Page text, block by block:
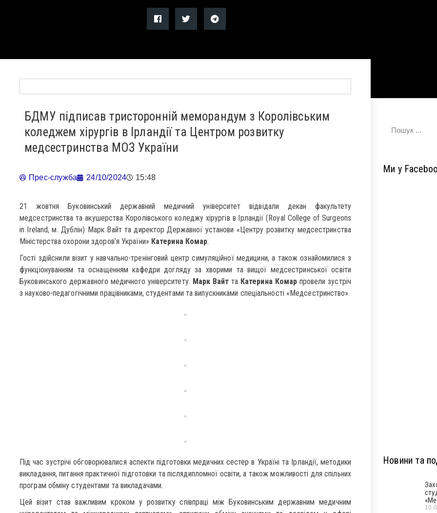
БДМУ підписав тристоронній меморандум з Королівським
коледжем хірургів в Ірландії та Центром розвитку
медсестринства МОЗ України
Прес-служба 24/10/2024 15:48
21 жовтня Буковинський державний медичний університет відвідали декан факультету
медсестринства та акушерства Королівського коледжу хірургів в Ірландії (Royal College of Surgeons
in Ireland, м. Дублін) Марк Вайт та директор Державної установи «Центру розвитку медсестринства
Міністерства охорони здоров’я України» Катерина Комар.
Гості здійснили візит у навчально-тренінговий центр симуляційної медицини, а також ознайомилися з
функціонуванням та оснащенням кафедри догляду за хворими та вищої медсестринської освіти
Буковинського державного медичного університету. Марк Вайт та Катерина Комар провели зустріч
з науково-педагогічними працівниками, студентами та випускниками спеціальності «Медсестринство».
Під час зустрічі обговорювалися аспекти підготовки медичних сестер в Україні та Ірландії, методики
викладання, питання практичної підготовки та післядипломної освіти, а також можливості для спільних
програм обміну студентами та викладачами.
Цей візит став важливим кроком у розвитку співпраці між Буковинським державним медичним
Ми у
Новини та